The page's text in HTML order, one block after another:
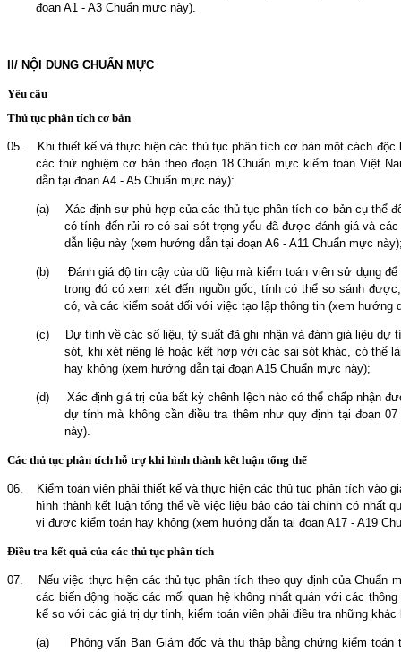
đoạn A1 - A3 Chuẩn mực này).
II/ NỘI DUNG CHUẨN MỰC
Yêu cầu
Thủ tục phân tích cơ bản
05.
Khi thiết kế và thực hiện các thủ tục phân tích cơ bản một cách
các thử nghiệm cơ bản theo đoạn 18 Chuẩn mực kiểm toán Việt
dẫn tại đoạn A4 - A5 Chuẩn mực này):
(a) Xác định sự phù hợp của các thủ tục phân tích cơ bản cụ thể
có tính đến rủi ro có sai sót trọng yếu đãđược đánh giá và
dẫn liệu này (xem hướng dẫn tại đoạn A6 - A11 Chuẩn mực
(b)
Đánh giá độ tin cậy của dữ liệu mà kiểm toán viên sử dụng
trong đó có xem xét đến nguồn gốc, tính có thể so sánh
có, và các kiểm soát đối với việc tạo lập thông tin (xem hướng
(c) Dự tính về các số liệu,tỷ suất đã ghi nhận và đánh giá liệu dự
sót, khi xét riêng lẻ hoặc kết hợp với các sai sót khác, có thể
hay không (xem hướng dẫn tại đoạn A15 Chuẩn mực này);
(d)
Xác định giá trị của bất kỳ chênh lệch nào có thể chấp nhận
dự tính mà không cần điều tra thêm như quy định tại đoạn07
này).
Các thủ tục phân tích hỗ trợ khi hình thành kết luận tổng thể
06.
Kiểm toán viên phải thiết kế và thực hiện các thủ tục phân tích vào
hình thành kết luận tổng thể về việc liệu báo cáo tài chính có nhất
vị được kiểm toán hay không (xem hướng dẫn tại đoạn A17 - A19
Điều tra kết quả của các thủ tục phân tích
07.
Nếu việc thực hiện các thủ tục phân tích theo quy định của Chuẩn
các biến động hoặc các mối quan hệ không nhất quán với các
kể so với các giá trị dự tính, kiểm toán viên phải điều tra những khác
(a)
Phỏng vấn Ban Giám đốc và thu thập bằng chứng kiểm